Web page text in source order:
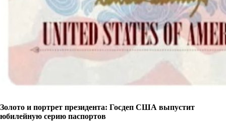
Золото и портрет президента: Госдеп США выпустит
юбилейную серию паспортов